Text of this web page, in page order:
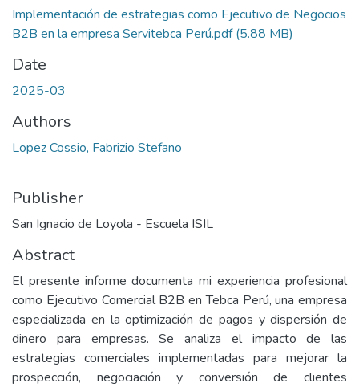
Implementación de estrategias como Ejecutivo de Negocios
B2B en la empresa Servitebca Perú.pdf(5.88 MB)
Date
2025-03
Authors
Lopez Cossio, Fabrizio Stefano
Publisher
San Ignacio de Loyola - Escuela ISIL
Abstract
El presente informe documenta mi experiencia profesional
como Ejecutivo Comercial B2B en Tebca Perú, una empresa
especializada en la optimización de pagos y dispersión de
dinero para empresas. Se analiza el impacto de las
estrategias comerciales implementadas para mejorar la
prospección, negociación y conversión de clientes